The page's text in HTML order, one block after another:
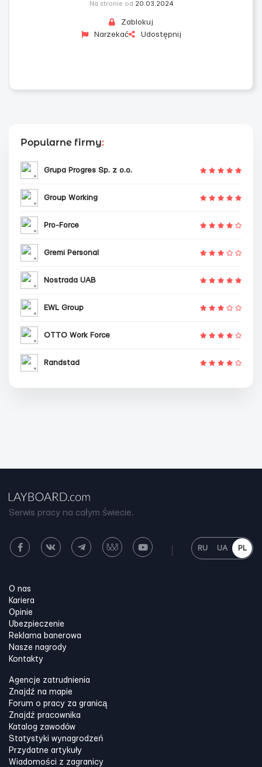
Na stronie od 20.03.2024
Zablokuj
Narzekać
Udostępnij
Popularne firmy:
Grupa Progres Sp. z o.o.
Group Working
Pro-Force
Gremi Personal
Nostrada UAB
EWL Group
OTTO Work Force
Randstad
Serwis pracy na całym świecie.
RU UA PL
O nas
Kariera
Opinie
Ubezpieczenie
Reklama banerowa
Nasze nagrody
Kontakty
Agencje zatrudnienia
Znajdź na mapie
Forum o pracy za granicą
Znajdź pracownika
Katalog zawodów
Statystyki wynagrodzeń
Przydatne artykuły
Wiadomości z zagranicy